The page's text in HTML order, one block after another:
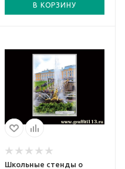
В КОРЗИНУ
Школьные стенды о